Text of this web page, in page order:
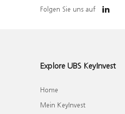
Folgen Sie uns auf
Explore UBS KeyInvest
Home
Mein KeyInvest